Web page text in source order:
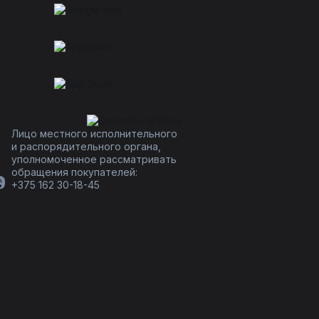
Лицо местного исполнительного
и распорядительного органа,
уполномоченное рассматривать
обращения покупателей:
+375 162 30-18-45